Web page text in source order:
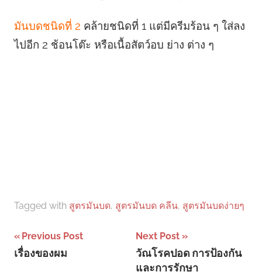
มันบดชนิดที่ 2 คล้ายชนิดที่ 1 แต่มีครีมร้อน ๆ ใส่ลง
ไปอีก 2 ช้อนโต๊ะ หรือเนื้อสัตว์อบ ย่าง ต่าง ๆ
Tagged with สูตรมันบด, สูตรมันบด คลีน, สูตรมันบดง่ายๆ
Post
navigation
Previous Post
เรื่องของผม
Next Post
วัณโรคปอด การป้องกัน
และการรักษา